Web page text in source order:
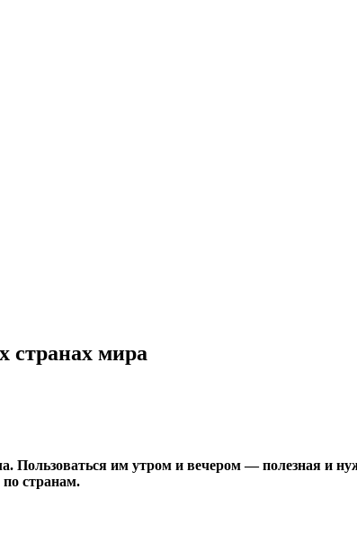
странах мира
Пользоваться им утром и вечером — полезная и
странам.